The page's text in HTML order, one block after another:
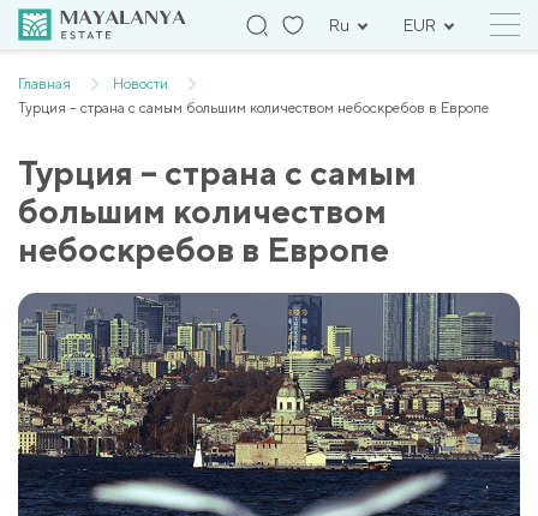
Ru EUR
Главная
Новости
Турция – страна с самым большим количеством небоскребов в Европе
Турция – страна с самым
большим количеством
небоскребов в Европе